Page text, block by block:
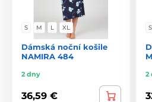
S M L XL
Dámská noční košile
NAMIRA 484
2 dny
36,59 €
S
2